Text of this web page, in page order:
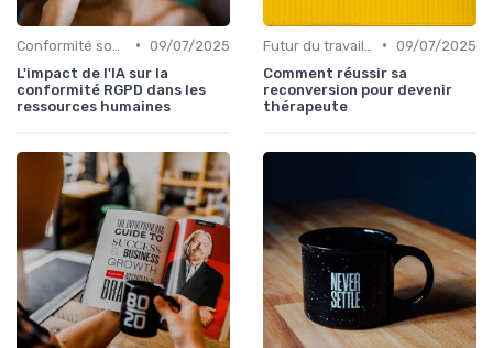
• 09/07/2025
L'impact de l'IA sur la
conformité RGPD dans les
ressources humaines
• 09/07/2025
Comment réussir sa
reconversion pour devenir
thérapeute